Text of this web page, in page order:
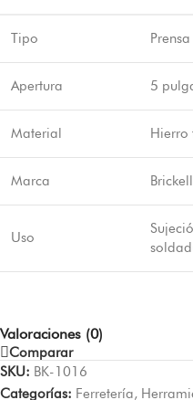
Tipo
Apertura 5
Material Hierro
Marca Brickell
Uso
Valoraciones (0)
Comparar
SKU: BK-1016
Categorías: Ferretería,